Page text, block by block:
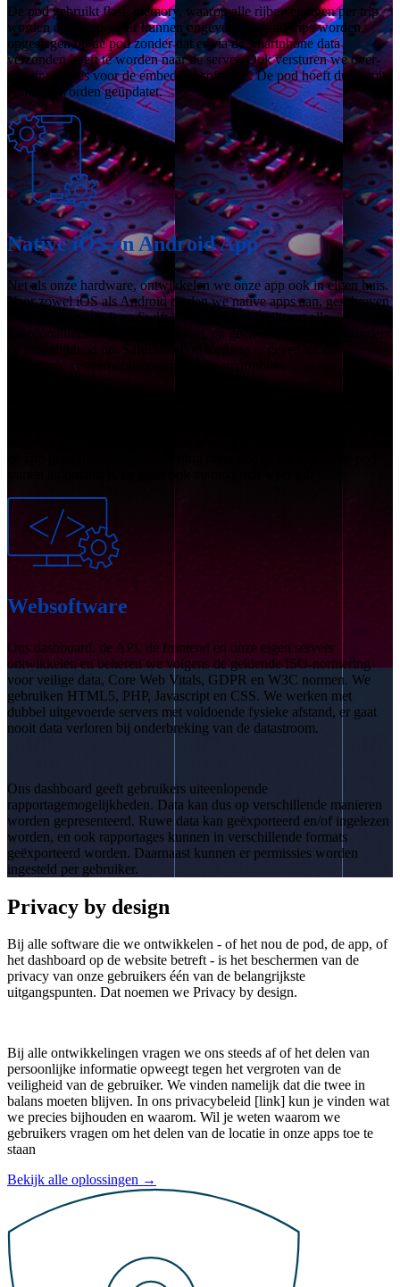
De pod gebruikt flash memory, waarop alle rijbewegingen per trip
worden opgeslagen. Er kunnen ongeveer duizend trips worden
opgeslagen op de pod zonder dat er via de smartphone data
verzonden hoeft te worden naar de server. Ook versturen we over-
the-air updates voor de embedded software. De pod hoeft dus nooit
fysiek te worden geüpdatet.
Native iOS en Android App
Net als onze hardware, ontwikkelen we onze app ook in eigen huis.
Voor zowel iOS als Android bieden we native apps aan, geschreven
in Kotlin (Android) en Swift (iOS). De app faciliteert alle
functionaliteiten van SafeDrivePod, en geeft individuele bestuurders
de mogelijkheid om SafeDrivePod toegang te geven tot de
benodigde systeemonderdelen van de smartphone.
Websoftware
Ons dashboard, de API, de frontend en onze eigen servers
ontwikkelen en beheren we volgens de geldende ISO-normering
voor veilige data, Core Web Vitals, GDPR en W3C normen. We
gebruiken HTML5, PHP, Javascript en CSS. We werken met
dubbel uitgevoerde servers met voldoende fysieke afstand, er gaat
nooit data verloren bij onderbreking van de datastroom.
Ons dashboard geeft gebruikers uiteenlopende
rapportagemogelijkheden. Data kan dus op verschillende manieren
worden gepresenteerd. Ruwe data kan geëxporteerd en/of ingelezen
worden, en ook rapportages kunnen in verschillende formats
geëxporteerd worden. Daarnaast kunnen er permissies worden
ingesteld per gebruiker.
Privacy by design
Bij alle software die we ontwikkelen - of het nou de pod, de app, of
het dashboard op de website betreft - is het beschermen van de
privacy van onze gebruikers één van de belangrijkste
uitgangspunten. Dat noemen we Privacy by design.
Bij alle ontwikkelingen vragen we ons steeds af of het delen van
persoonlijke informatie opweegt tegen het vergroten van de
veiligheid van de gebruiker. We vinden namelijk dat die twee in
balans moeten blijven. In ons privacybeleid [link] kun je vinden wat
we precies bijhouden en waarom. Wil je weten waarom we
gebruikers vragen om het delen van de locatie in onze apps toe te
staan
Bekijk alle oplossingen →